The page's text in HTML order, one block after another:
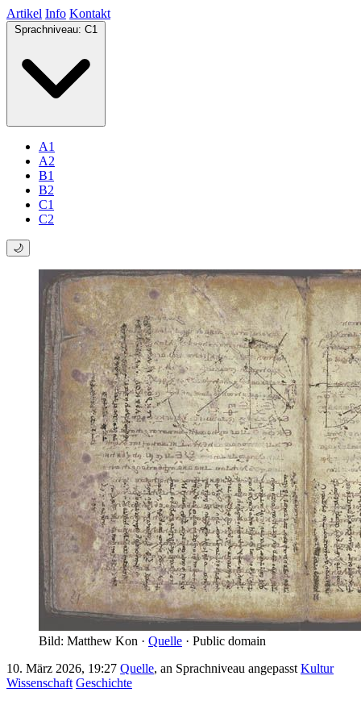
Artikel Info Kontakt
Sprachniveau: C1
A1
A2
B1
B2
C1
C2
🌙
Bild: Matthew Kon · Quelle · Public domain
10. März 2026, 19:27 Quelle, an Sprachniveau angepasst Kultur
Wissenschaft Geschichte